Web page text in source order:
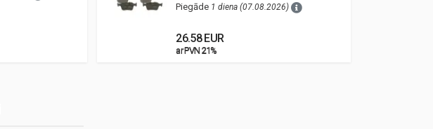
Piegāde 1 diena (07.08.2026)
26.58 EUR
ar PVN 21%
ar PVN 21%